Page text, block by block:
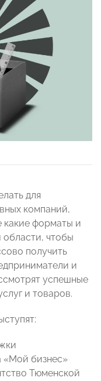
для
компаний,
какие форматы и
чтобы
получить
и
успешные
и товаров.
«Мой бизнес»
Тюменской